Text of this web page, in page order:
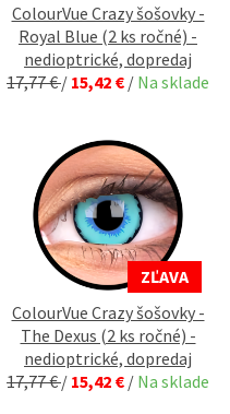
ColourVue Crazy šošovky -
Royal Blue (2 ks ročné) -
nedioptrické, dopredaj
17,77 €/ 15,42 € / Na sklade
ZĽAVA
ColourVue Crazy šošovky -
The Dexus (2 ks ročné) -
nedioptrické, dopredaj
17,77 €/ 15,42 € / Na sklade